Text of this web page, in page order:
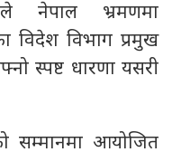
नेपाल भ्रमणमा
विदेश विभाग प्रमुख
स्पष्ट धारणा यसरी
सम्मानमा आयोजित